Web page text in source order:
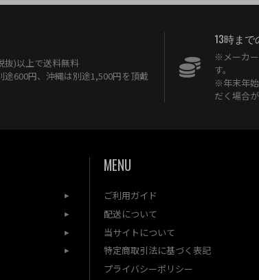
抜)以上で送料無料
途600円、沖縄は別途1,500円を頂戴
13時まで
※メーカ
す。
※年末年
だく場合
MENU
ご利用ガイド
配送について
当サイトについて
特定商取引法に基づく表記
プライバシーポリシー